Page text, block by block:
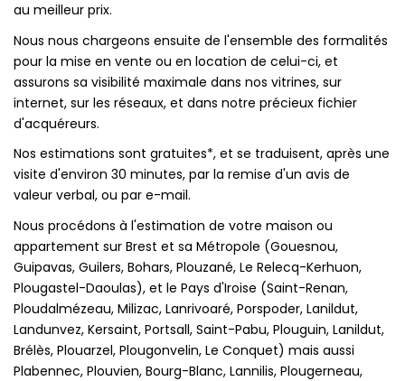
au meilleur prix.
Nous nous chargeons ensuite de l'ensemble des formalités
pour la mise en vente ou en location de celui-ci, et
assurons sa visibilité maximale dans nos vitrines, sur
internet, sur les réseaux, et dans notre précieux fichier
d'acquéreurs.
Nos estimations sont gratuites*, et se traduisent, après une
visite d'environ 30 minutes, par la remise d'un avis de
valeur verbal, ou par e-mail.
Nous procédons à l'estimation de votre maison ou
appartement sur Brest et sa Métropole (Gouesnou,
Guipavas, Guilers, Bohars, Plouzané, Le Relecq-Kerhuon,
Plougastel-Daoulas), et le Pays d'Iroise (Saint-Renan,
Ploudalmézeau, Milizac, Lanrivoaré, Porspoder, Lanildut,
Landunvez, Kersaint, Portsall, Saint-Pabu, Plouguin, Lanildut,
Brélès, Plouarzel, Plougonvelin, Le Conquet) mais aussi
Plabennec, Plouvien, Bourg-Blanc, Lannilis, Plougerneau,